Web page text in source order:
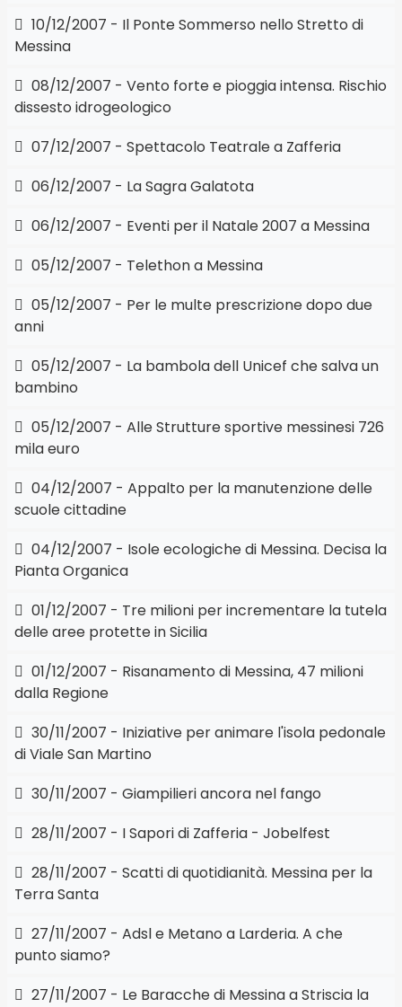
10/12/2007 - Il Ponte Sommerso nello Stretto di
Messina
08/12/2007 - Vento forte e pioggia intensa. Rischio
dissesto idrogeologico
07/12/2007 - Spettacolo Teatrale a Zafferia
06/12/2007 - La Sagra Galatota
06/12/2007 - Eventi per il Natale 2007 a Messina
05/12/2007 - Telethon a Messina
05/12/2007 - Per le multe prescrizione dopo due
anni
05/12/2007 - La bambola dell Unicef che salva un
bambino
05/12/2007 - Alle Strutture sportive messinesi 726
mila euro
04/12/2007 - Appalto per la manutenzione delle
scuole cittadine
04/12/2007 - Isole ecologiche di Messina. Decisa la
Pianta Organica
01/12/2007 - Tre milioni per incrementare la tutela
delle aree protette in Sicilia
01/12/2007 - Risanamento di Messina, 47 milioni
dalla Regione
30/11/2007 - Iniziative per animare l'isola pedonale
di Viale San Martino
30/11/2007 - Giampilieri ancora nel fango
28/11/2007 - I Sapori di Zafferia - Jobelfest
28/11/2007 - Scatti di quotidianità. Messina per la
Terra Santa
27/11/2007 - Adsl e Metano a Larderia. A che
punto siamo?
27/11/2007 - Le Baracche di Messina a Striscia la